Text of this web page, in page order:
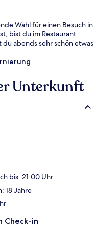
Wahl für einen Besuch in
bist du im Restaurant
abends sehr schön etwas
Unterkunft
bis: 21:00 Uhr
18 Jahre
Check-in